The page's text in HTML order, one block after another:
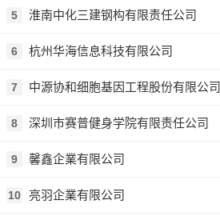
5 淮南中化三建钢构有限责任公司
6 杭州华海信息科技有限公司
7 中源协和细胞基因工程股份有限公司
8 深圳市赛普健身学院有限责任公司
9 馨鑫企業有限公司
10 亮羽企業有限公司